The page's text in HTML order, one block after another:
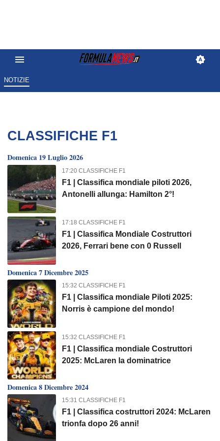
NOTIZIE
CLASSIFICHE F1
Domenica 19 Luglio 2026
17:20 CLASSIFICHE F1
F1 | Classifica mondiale piloti 2026,
Antonelli allunga: Hamilton 2°!
17:18 CLASSIFICHE F1
F1 | Classifica Mondiale Costruttori
2026, Ferrari bene con 0 Russell
Domenica 7 Dicembre 2025
15:32 CLASSIFICHE F1
F1 | Classifica mondiale Piloti 2025:
Norris è campione del mondo!
15:32 CLASSIFICHE F1
F1 | Classifica mondiale Costruttori
2025: McLaren la dominatrice
Domenica 8 Dicembre 2024
15:31 CLASSIFICHE F1
F1 | Classifica costruttori 2024: McLaren
trionfa dopo 26 anni!